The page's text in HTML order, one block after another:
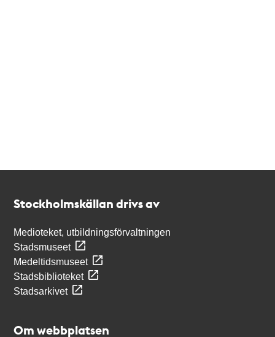
Stockholmskällan drivs av
Medioteket, utbildningsförvaltningen
Stadsmuseet
Medeltidsmuseet
Stadsbiblioteket
Stadsarkivet
Om webbplatsen